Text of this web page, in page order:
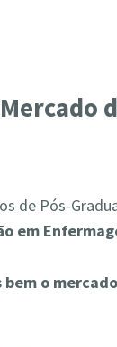
de Pós-
em
bem o